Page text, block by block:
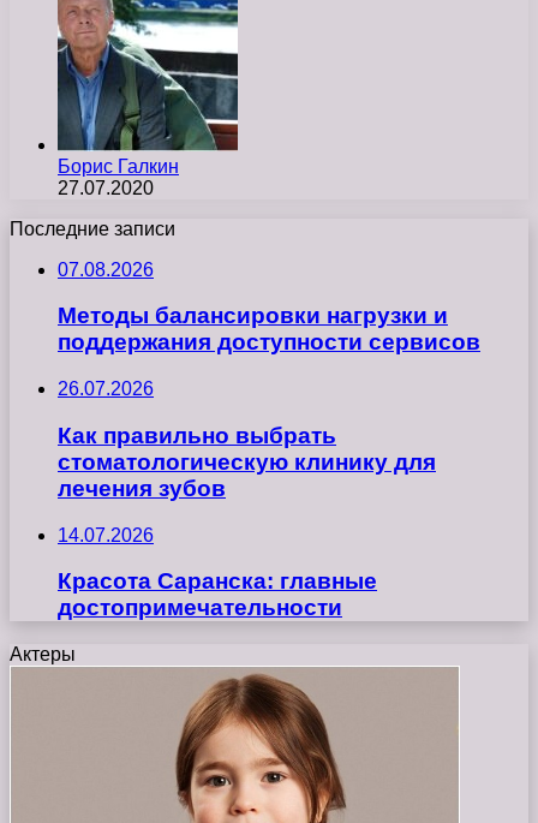
Борис Галкин
27.07.2020
Последние записи
07.08.2026
Методы балансировки нагрузки и
поддержания доступности сервисов
26.07.2026
Как правильно выбрать
стоматологическую клинику для
лечения зубов
14.07.2026
Красота Саранска: главные
достопримечательности
Актеры